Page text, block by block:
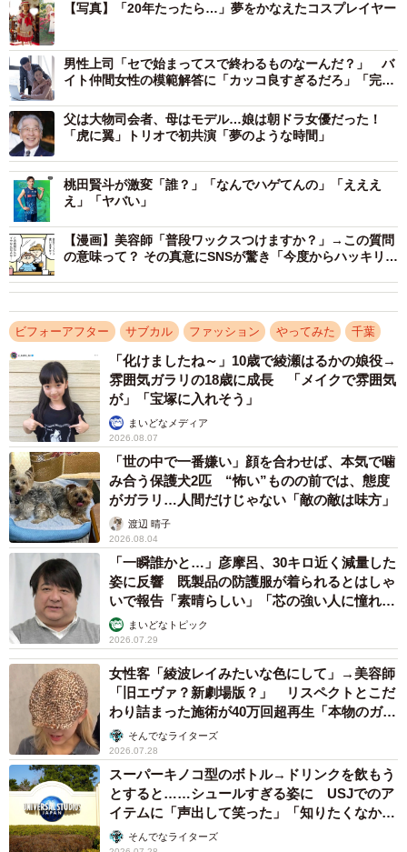
2/4
ナージャのコスプレでポーズを決める藤淡雪さん（Faruさん撮影）
――『明日のナージャ』が大好きだったんですね。
藤：子どものころから大好きでした。当時バレエを習って
いたこともあり、自分とナージャを重ね合わせながらレッ
スンに励んでいました。ナージャが着ていたような水色の
チュチュにあこがれていて、「いつか着たい」という気持
ちで毎日頑張っていたことを覚えています。
こちらの比較写真は、4歳のころに撮影したものです。この
写真にもそんなあこがれが詰まっているので、今でも大切
に見返せるようにしています。
――今回のコスプレのきっかけは？
藤：以前からずっと、ナージャのコスプレをしてみたいと
思っていました。
【写真】「20年たったら…」夢をかなえたコスプレイヤー
男性上司「セで始まってスで終わるものなーんだ？」 バ
イト仲間女性の模範解答に「カッコ良すぎるだろ」「完璧
父は大物司会者、母はモデル…娘は朝ドラ女優だった！
「虎に翼」トリオで初共演「夢のような時間」
桃田賢斗が激変「誰？」「なんでハゲてんの」「えええ
え」「ヤバい」
【漫画】美容師「普段ワックスつけますか？」→この質問
の意味って？ その真意にSNSが驚き「今度からハッキリ言
ビフォーアフター サブカル ファッション やってみた 千葉
「化けましたね～」10歳で綾瀬はるかの娘役→
雰囲気ガラリの18歳に成長 「メイクで雰囲気
が」「宝塚に入れそう」
まいどなメディア
2026.08.07
「世の中で一番嫌い」顔を合わせば、本気で噛
み合う保護犬2匹 “怖い”ものの前では、態度
がガラリ…人間だけじゃない「敵の敵は味方」
渡辺 晴子
2026.08.04
「一瞬誰かと…」彦摩呂、30キロ近く減量した
姿に反響 既製品の防護服が着られるとはしゃ
いで報告「素晴らしい」「芯の強い人に憧れま
す」まいどなトピック
2026.07.29
女性客「綾波レイみたいな色にして」→美容師
「旧エヴァ？新劇場版？」 リスペクトとこだ
わり詰まった施術が40万回超再生「本物のガチ
勢」そんでなライターズ
2026.07.28
スーパーキノコ型のボトル→ドリンクを飲もう
とすると……シュールすぎる姿に USJでのア
イテムに「声出して笑った」「知りたくなかっ
た真実」
そんでなライターズ